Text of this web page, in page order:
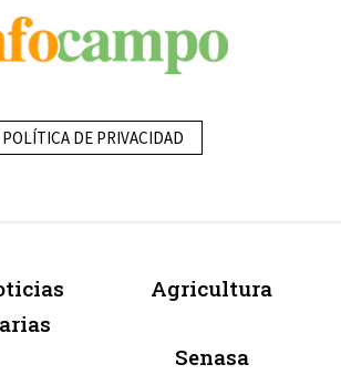
POLÍTICA DE PRIVACIDAD
Agricultura
Senasa